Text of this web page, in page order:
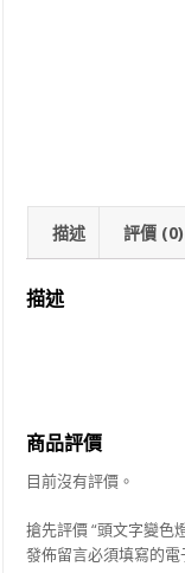
描述 評價 (0)
描述
商品評價
目前沒有評價。
搶先評價 “頭文字變色
發佈留言必須填寫的電